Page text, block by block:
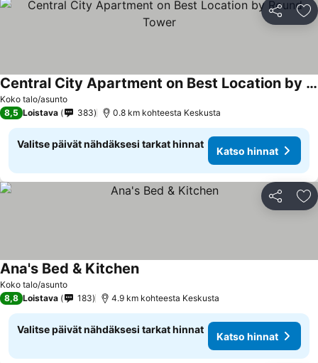
Jaa
Koko talo/asunto
Central City Apartment on Best Location by Round Tower
8,5 Loistava 383 0.8 km kohteesta Keskusta
Valitse päivät nähdäksesi tarkat hinnat
Katso hinnat
Jaa
Koko talo/asunto
Ana's Bed & Kitchen
8,8 Loistava 183 4.9 km kohteesta Keskusta
Valitse päivät nähdäksesi tarkat hinnat
Katso hinnat